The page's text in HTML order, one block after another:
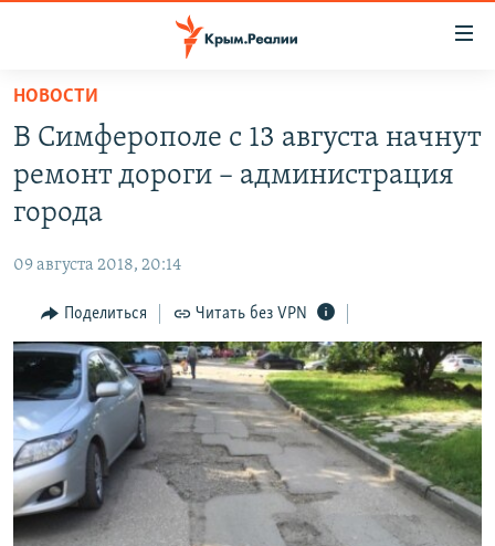
Вернуться
основному
содержанию
Вернутся
главной
навигации
Вернутся
поиску
НОВОСТИ
СПЕЦПРОЕКТЫ
11 ЛЕТ ОККУПАЦИИ КРЫМА. 11 ИСТОРИЙ СОПРОТИВЛЕНИЯ
ВОДА
ЕЩЕ
ИНТЕРАКТИВ
ИНФОГРАФИКА
ТЕЛЕПРОЕКТ КРЫМ.РЕАЛИИ
СОВЕТЫ ПРАВОЗАЩИТНИКОВ
ПРОПАВШИЕ БЕЗ ВЕСТИ
ПОБЕДИТЕЛЕЙ НЕ СУДЯТ?
РАДІО СВОБОДА
КАК ОБОЙТИ БЛОКИРОВКУ
Українською
Qırımtatar
ПРИСОЕДИНЯЙТЕСЬ!
НОВОСТИ
В Симферополе с 13 августа начнут
ремонт дороги – администрация
города
09 августа 2018, 20:14
Поделиться Читать без VPN